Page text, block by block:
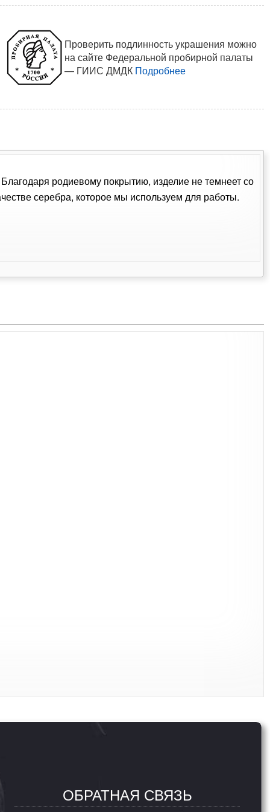
Проверить подлинность украшения можно
на сайте Федеральной пробирной палаты
— ГИИС ДМДК Подробнее
родиевому покрытию, изделие не темнеет со
серебра, которое мы используем для работы.
ОБРАТНАЯ СВЯЗЬ